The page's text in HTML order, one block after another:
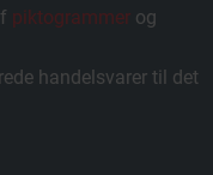
piktogrammer og
handelsvarer til det